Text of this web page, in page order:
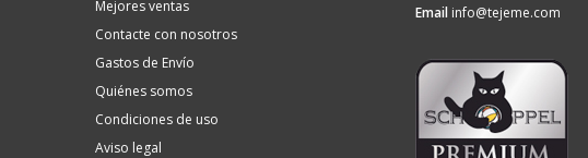
Mejores ventas
Contacte con nosotros
Gastos de Envío
Quiénes somos
Condiciones de uso
Aviso legal
Email info@tejeme.com